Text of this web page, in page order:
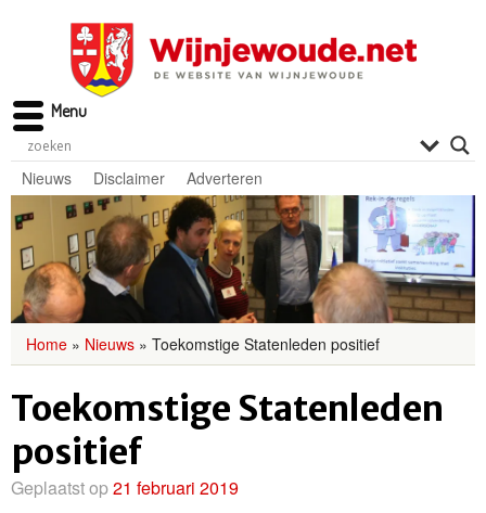
Nieuws Disclaimer Adverteren
Home » Nieuws » Toekomstige Statenleden positief
Toekomstige Statenleden
positief
Geplaatst op21 februari 2019
Menu